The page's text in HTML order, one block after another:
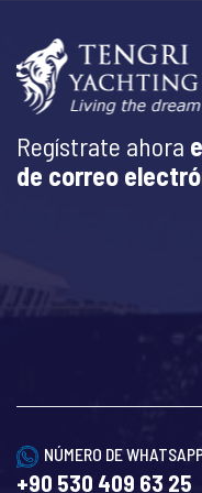
Regístrate ahora
de correo
NÚMERO DE
+90 530 409 63 25